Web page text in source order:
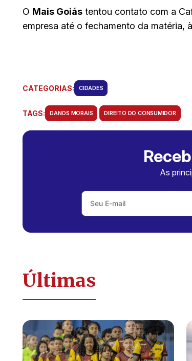
O Mais Goiás tentou contato com a
empresa até o fechamento da matéria,
CATEGORIAS: CIDADES
TAGS: DANOS MORAIS DIREITO DO CONSUMIDOR
As
Últimas